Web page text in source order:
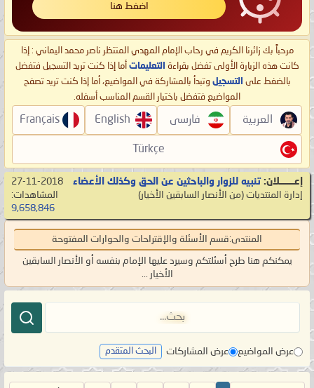
اضغط هنا
مرحباً بك زائرنا الكريم في رحاب الإمام المهدي المنتظر ناصر محمد اليماني : إذا
كانت هذه الزيارة الأولى تفضل بقراءة التعليمات أما إذا كنت تريد التسجيل فتفضل
بالضغط على التسجيل وتبدأ بالمشاركة في المواضيع، أما إذا كنت تريد تصفح
المواضيع فتفضل باختيار القسم المناسب أسفله.
العربية فارسی English
Français
Türkçe
إعـــــــلان: تنبيه للزوار والباحثين عن الحق وكذلك الأعضاء
إدارة المنتديات ‏(من الأنصار السابقين الأخيار)
27-11-2018
المشاهدات:
9,658,846
المنتدى:قسم الأسئلة والإقتراحات والحوارات المفتوحة
يمكنكم هنا طرح أسئلتكم وسيرد عليها الإمام بنفسه أو الأنصار السابقين
الأخيار ...
عرض المواضيع عرض المشاركات البحث المتقدم